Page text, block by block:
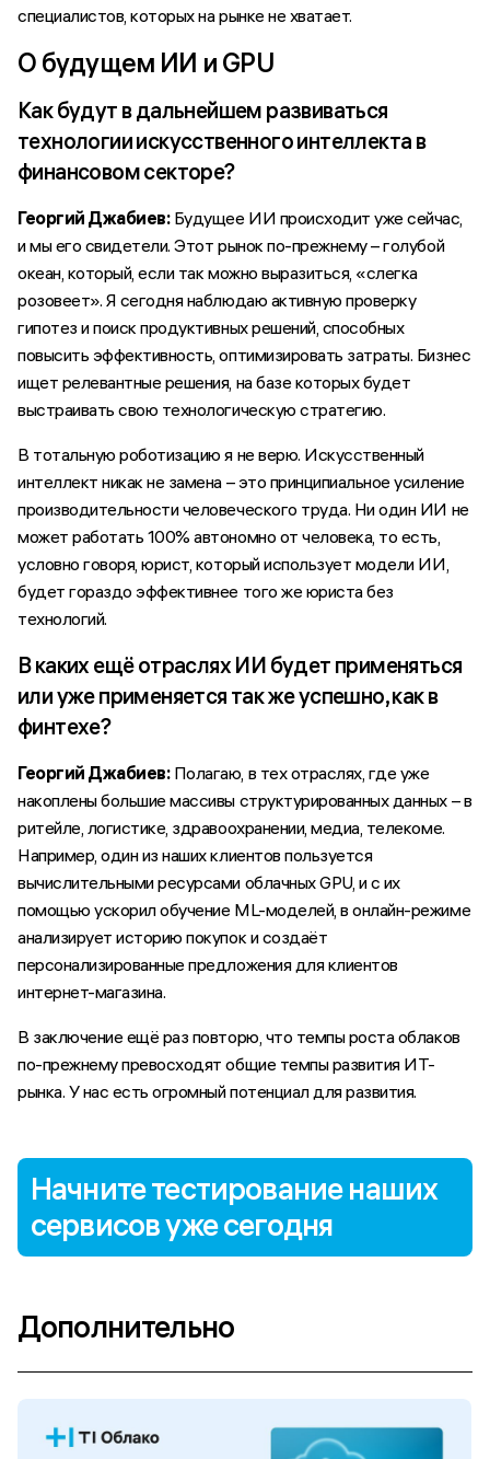
специалистов, которых на рынке не хватает.
О будущем ИИ и GPU
Как будут в дальнейшем развиваться
технологии искусственного интеллекта в
финансовом секторе?
Георгий Джабиев:Будущее ИИ происходит уже сейчас,
и мы его свидетели. Этот рынок по-прежнему – голубой
океан, который, если так можно выразиться, «слегка
розовеет». Я сегодня наблюдаю активную проверку
гипотез и поиск продуктивных решений, способных
повысить эффективность, оптимизировать затраты. Бизнес
ищет релевантные решения, на базе которых будет
выстраивать свою технологическую стратегию.
В тотальную роботизацию я не верю. Искусственный
интеллект никак не замена – это принципиальное усиление
производительности человеческого труда. Ни один ИИ не
может работать 100% автономно от человека, то есть,
условно говоря, юрист, который использует модели ИИ,
будет гораздо эффективнее того же юриста без
технологий.
В каких ещё отраслях ИИ будет применяться
или уже применяется так же успешно, как в
финтехе?
Георгий Джабиев:Полагаю, в тех отраслях, где уже
накоплены большие массивы структурированных данных – в
ритейле, логистике, здравоохранении, медиа, телекоме.
Например, один из наших клиентов пользуется
вычислительными ресурсами облачных GPU, и с их
помощью ускорил обучение ML-моделей, в онлайн-режиме
анализирует историю покупок и создаёт
персонализированные предложения для клиентов
интернет-магазина.
В заключение ещё раз повторю, что темпы роста облаков
по-прежнему превосходят общие темпы развития ИТ-
рынка. У нас есть огромный потенциал для развития.
Банки – в лидерах
GPUaaS для проектов в финтехе
Начните тестирование наших
сервисов уже сегодня
Дополнительно